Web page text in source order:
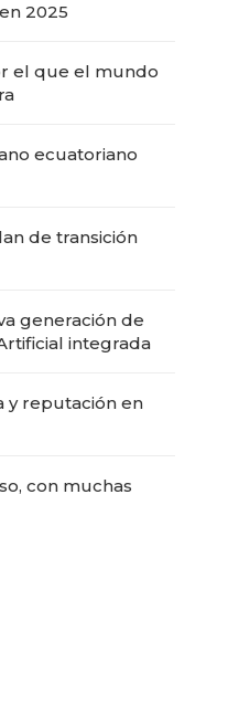
2025
el que el mundo
ecuatoriano
de transición
generación de
integrada
y reputación en
con muchas